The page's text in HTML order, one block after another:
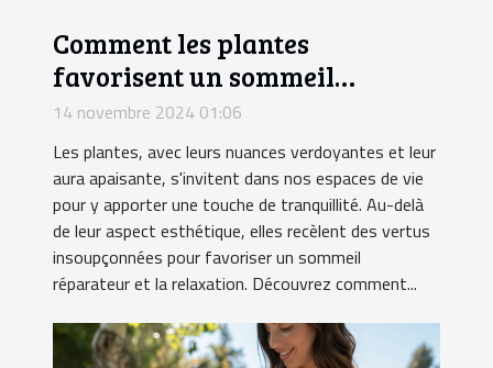
Comment les plantes
favorisent un sommeil
réparateur et la relaxation
14 novembre 2024 01:06
Les plantes, avec leurs nuances verdoyantes et leur
aura apaisante, s'invitent dans nos espaces de vie
pour y apporter une touche de tranquillité. Au-delà
de leur aspect esthétique, elles recèlent des vertus
insoupçonnées pour favoriser un sommeil
réparateur et la relaxation. Découvrez comment...